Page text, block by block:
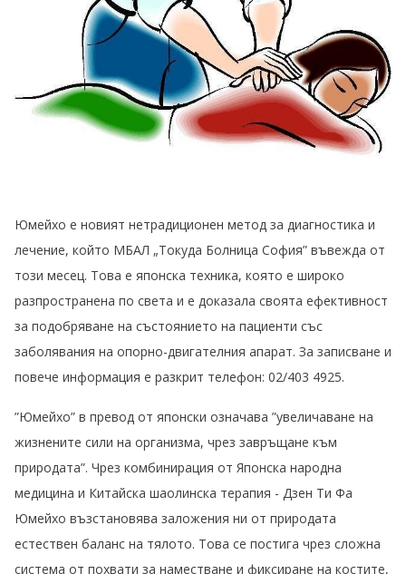
Юмейхо е новият нетрадиционен метод за диагностика и
лечение, който МБАЛ „Токуда Болница София” въвежда от
този месец. Това е японска техника, която е широко
разпространена по света и е доказала своята ефективност
за подобряване на състоянието на пациенти със
заболявания на опорно-двигателния апарат. За записване и
повече информация е разкрит телефон: 02/403 4925.
”Юмейхо” в превод от японски означава ”увеличаване на
жизнените сили на организма, чрез завръщане към
природата”. Чрез комбинирация от Японска народна
медицина и Китайска шаолинска терапия - Дзен Ти Фа
Юмейхо възстановява заложения ни от природата
естествен баланс на тялото. Това се постига чрез сложна
система от похвати за наместване и фиксиране на костите,